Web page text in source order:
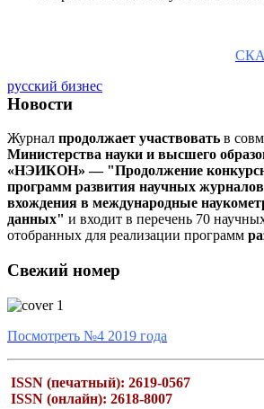
русский бизнес
Новости
Журнал продолжает участвовать в
Министерства науки и высшего
«НЭИКОН» — "Продолжение
программ развития научных
вхождения в международные
данных" и входит в перечень 70
отобранных для реализации программ
Свежий номер
Посмотреть №4 2019 года
ISSN (печатный): 2619-0567
ISSN (онлайн): 2618-8007